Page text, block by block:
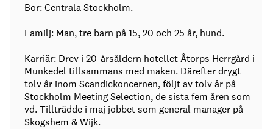
Bor: Centrala Stockholm.
Familj: Man, tre barn på 15, 20 och 25 år, hund.
Karriär: Drev i 20-årsåldern hotellet Åtorps Herrgård i
Munkedel tillsammans med maken. Därefter drygt
tolv år inom Scandickoncernen, följt av tolv år på
Stockholm Meeting Selection, de sista fem åren som
vd. Tillträdde i maj jobbet som general manager på
Skogshem & Wijk.